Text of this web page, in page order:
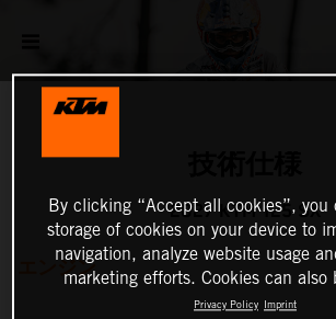
2027 KTM 125 SX
エンジン
By clicking “Accept all cookies”, you
storage of cookies on your device to
navigation, analyze website usage
marketing efforts. Cookies can also
Privacy Policy Imprint